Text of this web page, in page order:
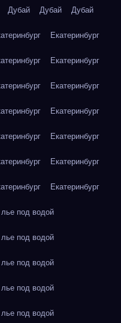
Дубай Дубай Дубай
Екатеринбург
Екатеринбург
Екатеринбург
Екатеринбург
Екатеринбург
Екатеринбург
Екатеринбург
под водой
под водой
под водой
под водой
под водой